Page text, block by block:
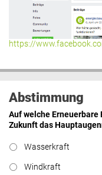
https://
Abstimmung
Auf welche
Zukunft das
Wasserkraft
Windkraft